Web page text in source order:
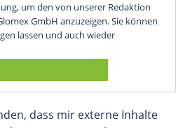
um den von unserer Redaktion
GmbH anzuzeigen. Sie können
lassen und auch wieder
dass mir externe Inhalte